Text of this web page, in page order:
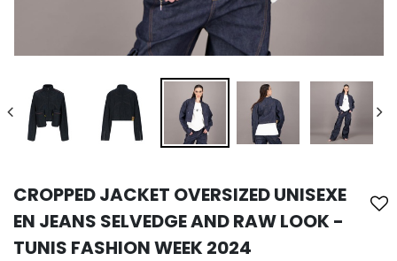
CROPPED JACKET OVERSIZED UNISEXE
EN JEANS SELVEDGE AND RAW LOOK -
TUNIS FASHION WEEK 2024